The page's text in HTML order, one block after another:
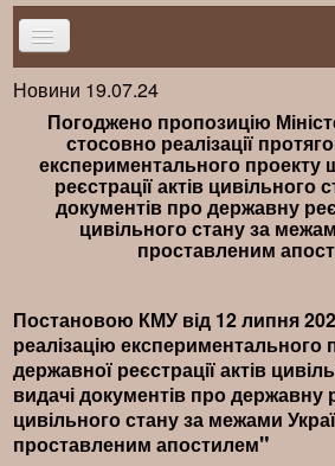
Головна
Новини
Важливе
Брифінг
Довідники
Контакти
Новини 19.07.24
Погоджено пропозицію
стосовно реалізації
експериментального проекту
реєстрації актів цивільного
документів про державну
цивільного стану за
проставленим
Постановою КМУ від 12 липня
реалізацію експериментального
державної реєстрації актів
видачі документів про державну
цивільного стану за межами
проставленим апостилем"